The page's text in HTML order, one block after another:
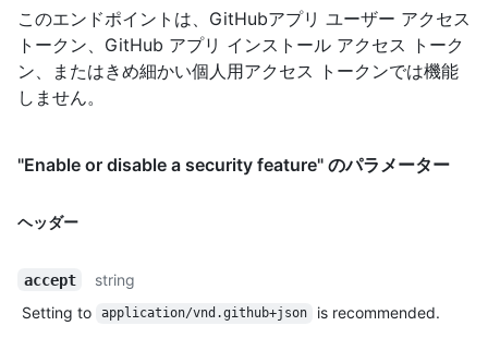
このエンドポイントは、GitHubアプリ ユーザー アクセス
トークン、GitHub アプリ インストール アクセス トーク
ン、またはきめ細かい個人用アクセス トークンでは機能
しません。
"Enable or disable a security feature" のパラメーター
ヘッダー
accept
string
Setting to
application/vnd.github+json is recommended.